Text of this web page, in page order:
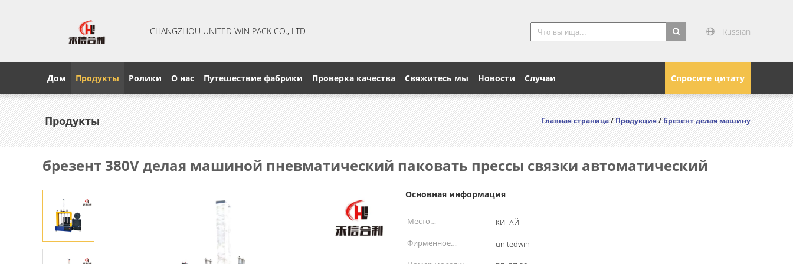
CHANGZHOU UNITED WIN PACK CO., LTD
Russian
Спросите цитату
Дом Продукты Ролики О нас Путешествие фабрики Проверка качества Свяжитесь мы Новости Случаи
Продукты Главная страница/Продукция/Брезент делая машину
брезент 380V делая машиной пневматический паковать прессы связки автоматический
Основная информация
Место
происхождения:
КИТАЙ
Фирменное
наименование:
unitedwin